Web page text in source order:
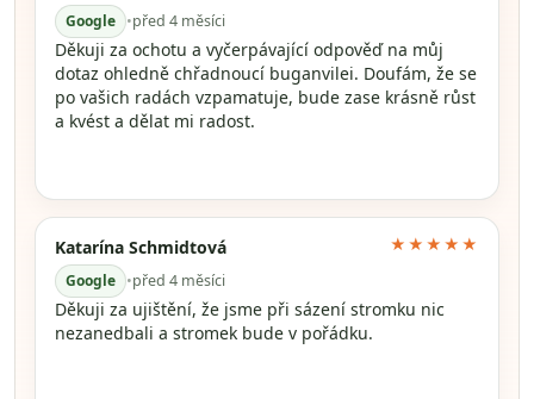
Google •před 4 měsíci
Děkuji za ochotu a vyčerpávající odpověď na můj
dotaz ohledně chřadnoucí buganvilei. Doufám, že se
po vašich radách vzpamatuje, bude zase krásně růst
a kvést a dělat mi radost.
Katarína Schmidtová
Google •před 4 měsíci
★★★★★
Děkuji za ujištění, že jsme při sázení stromku nic
nezanedbali a stromek bude v pořádku.